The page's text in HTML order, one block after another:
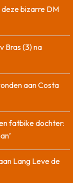
bizarre DM
Bras (3) na
aan Costa
fatbike dochter:
Lang Leve de